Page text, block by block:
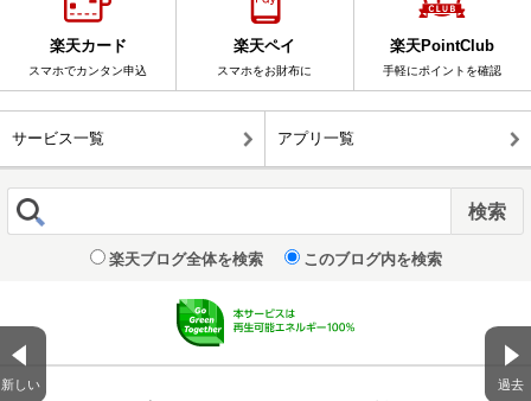
新しい 過去
楽天カード
スマホでカンタン申込
楽天ペイ
スマホをお財布に
楽天PointClub
手軽にポイントを確認
サービス一覧 アプリ一覧
楽天ブログ全体を検索 このブログ内を検索